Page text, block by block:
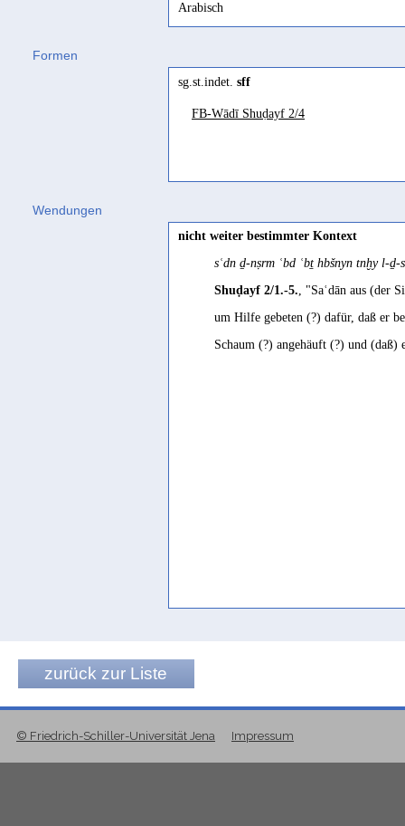
Arabisch
safaf(Wz. sff
səfuf(Wz. sff) "expanded, extended,
Formen
sg.st.indet. sff
FB-Wādī Shuḍayf 2/4
Wendungen
nicht weiter bestimmter Kontext
sʿdn ḏ-nṣrm ʿbd ʿbṯ hbšnyn tnḫy l-
Shuḍayf 2/1.-5., "Saʿdān aus (der
um Hilfe gebeten (?) dafür, daß er
Schaum (?) angehäuft (?) und (daß)
zurück zur Liste
© Friedrich-Schiller-Universität Jena Impressum